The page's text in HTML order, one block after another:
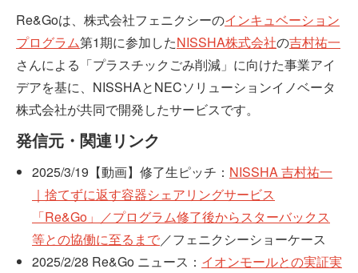
Re&Goは、株式会社フェニクシーのインキュベーション
プログラム第1期に参加したNISSHA株式会社の吉村祐一
さんによる「プラスチックごみ削減」に向けた事業アイ
デアを基に、NISSHAとNECソリューションイノベータ
株式会社が共同で開発したサービスです。
発信元・関連リンク
2025/3/19【動画】修了生ピッチ： NISSHA 吉村祐一
｜捨てずに返す容器シェアリングサービス
「Re&Go」／プログラム修了後からスターバックス
等との協働に至るまで／フェニクシーショーケース
2025/2/28 Re&Go ニュース： イオンモールとの実証実